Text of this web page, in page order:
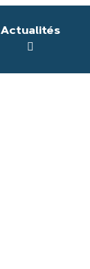
Actualités